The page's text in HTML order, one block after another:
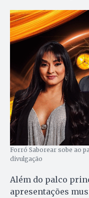
Forró Saborear sobe ao
divulgação
Além do palco
apresentações